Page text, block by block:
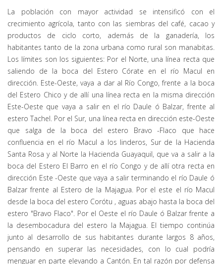
La población con mayor actividad se intensificó con el
crecimiento agrícola, tanto con las siembras del café, cacao y
productos de ciclo corto, además de la ganadería, los
habitantes tanto de la zona urbana como rural son manabitas.
Los límites son los siguientes: Por el Norte, una línea recta que
saliendo de la boca del Estero Córate en el río Macul en
dirección. Este-Oeste, vaya a dar al Río Congo, frente a la boca
del Estero Chico y de allí una línea recta en la misma dirección
Este-Oeste que vaya a salir en el río Daule ó Balzar, frente al
estero Tachel. Por el Sur, una línea recta en dirección este-Oeste
que salga de la boca del estero Bravo -Flaco que hace
confluencia en el río Macul a los linderos, Sur de la Hacienda
Santa Rosa y al Norte la Hacienda Guayaquil, que va a salir a la
boca del Estero El Barro en el río Congo y de allí otra recta en
dirección Este -Oeste que vaya a salir terminando el río Daule ó
Balzar frente al Estero de la Majagua. Por el este el río Macul
desde la boca del estero Corótu , aguas abajo hasta la boca del
estero "Bravo Flaco". Por el Oeste el río Daule ó Balzar frente a
la desembocadura del estero la Majagua. El tiempo continúa
junto al desarrollo de sus habitantes durante largos 8 años,
pensando en superar las necesidades, con lo cual podría
menguar en parte elevando a Cantón. En tal razón por defensa